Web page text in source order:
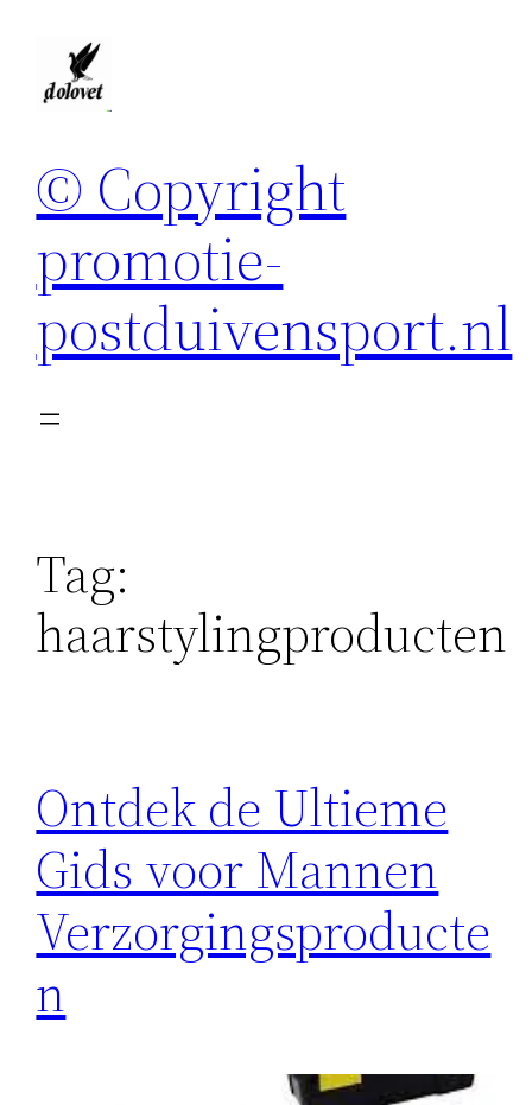
© Copyright
promotie-
postduivensport.nl
Tag:
haarstylingproducten
Ontdek de Ultieme
Gids voor Mannen
Verzorgingsproducte
n